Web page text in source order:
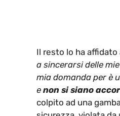
Il resto lo ha
a sincerarsi delle
mia domanda per è
e non si siano
colpito ad una